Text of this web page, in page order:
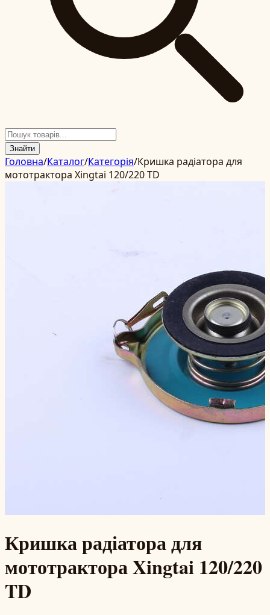
Знайти
Головна/Каталог/Категорія/Кришка радіатора для
мототрактора Xingtai 120/220 TD
Кришка радіатора для
мототрактора Xingtai 120/220
TD